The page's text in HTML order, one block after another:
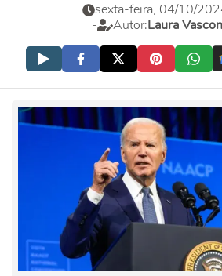
sexta-feira, 04/10/
-
Autor:Laura